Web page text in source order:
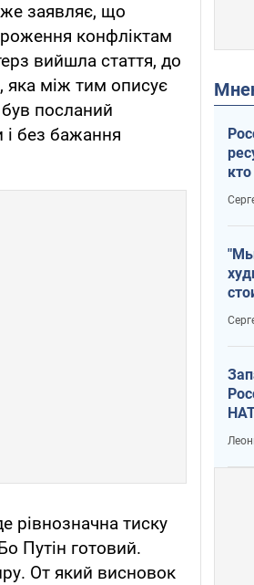
заявляє, що
конфліктам
вийшла стаття, до
яка між тим описує
посланий
без бажання
рівнозначна тиску
Путін готовий.
От який висновок